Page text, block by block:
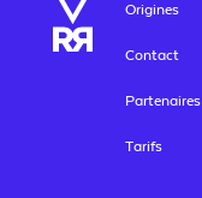
Origines
Contact
Partenaires
Tarifs